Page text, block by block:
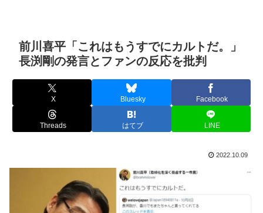
前川喜平「これはもうすでにカルトだ。」
長渕剛の発言とファンの反応を批判
X Bluesky Facebook
Threads はてブ LINE
2022.10.09